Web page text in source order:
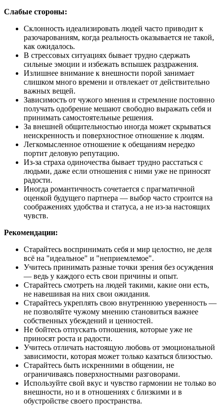
Слабые стороны:
Склонность идеализировать людей часто приводит к
разочарованиям, когда реальность оказывается не такой,
как ожидалось.
В стрессовых ситуациях бывает трудно сдержать
сильные эмоции и избежать вспышек раздражения.
Излишнее внимание к внешности порой занимает
слишком много времени и отвлекает от действительно
важных вещей.
Зависимость от чужого мнения и стремление постоянно
получать одобрение мешают свободно выражать себя и
принимать самостоятельные решения.
За внешней общительностью иногда может скрываться
неискренность и поверхностное отношение к людям.
Легкомысленное отношение к обещаниям нередко
портит деловую репутацию.
Из-за страха одиночества бывает трудно расстаться с
людьми, даже если отношения с ними уже не приносят
радости.
Иногда романтичность сочетается с прагматичной
оценкой будущего партнера — выбор часто строится на
соображениях удобства и статуса, а не из-за настоящих
чувств.
Рекомендации:
Старайтесь воспринимать себя и мир целостно, не деля
всё на "идеальное" и "неприемлемое".
Учитесь принимать разные точки зрения без осуждения
— ведь у каждого есть свои причины и опыт.
Старайтесь смотреть на людей такими, какие они есть,
не навешивая на них свои ожидания.
Старайтесь укреплять свою внутреннюю уверенность —
не позволяйте чужому мнению становиться важнее
собственных убеждений и ценностей.
Не бойтесь отпускать отношения, которые уже не
приносят роста и радости.
Учитесь отличать настоящую любовь от эмоциональной
зависимости, которая может только казаться близостью.
Старайтесь быть искренними в общении, не
ограничиваясь поверхностными разговорами.
Используйте свой вкус и чувство гармонии не только во
внешности, но и в отношениях с близкими и в
обустройстве своего пространства.